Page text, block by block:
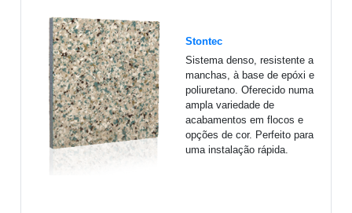
Stontec
Sistema denso, resistente a
manchas, à base de epóxi e
poliuretano. Oferecido numa
ampla variedade de
acabamentos em flocos e
opções de cor. Perfeito para
uma instalação rápida.